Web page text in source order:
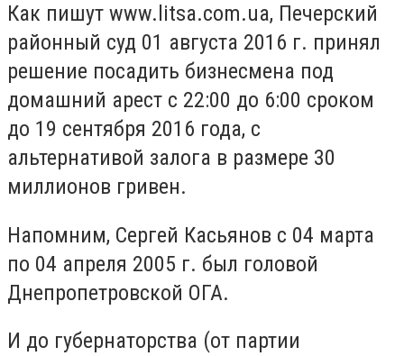
Как пишут www.litsa.com.ua, Печерский
районный суд 01 августа 2016 г. принял
решение посадить бизнесмена под
домашний арест с 22:00 до 6:00 сроком
до 19 сентября 2016 года, с
альтернативой залога в размере 30
миллионов гривен.
Напомним, Сергей Касьянов с 04 марта
по 04 апреля 2005 г. был головой
Днепропетровской ОГА.
И до губернаторства (от партии